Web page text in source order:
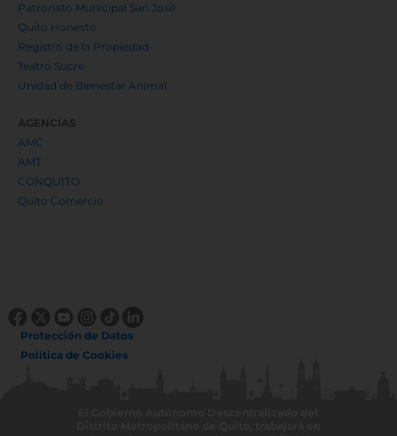
Patronato Municipal San José
Quito Honesto
Registro de la Propiedad
Teatro Sucre
Unidad de Bienestar Animal
AGENCIAS
AMC
AMT
CONQUITO
Quito Comercio
Protección de Datos
Política de Cookies